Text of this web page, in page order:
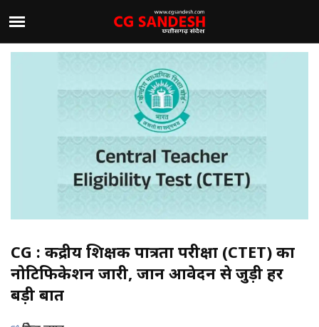
CG : केंद्रीय शिक्षक पात्रता परीक्षा (CTET) का
नोटिफिकेशन जारी, जानें आवेदन से जुड़ी हर
बड़ी बातें